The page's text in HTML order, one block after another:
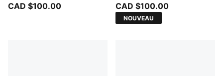
CAD $100.00 CAD $100.00
NOUVEAU